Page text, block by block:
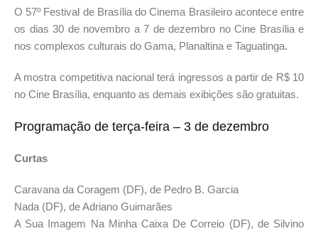
O 57º Festival de Brasília do Cinema Brasileiro acontece entre
os dias 30 de novembro a 7 de dezembro no Cine Brasília e
nos complexos culturais do Gama, Planaltina e Taguatinga.
A mostra competitiva nacional terá ingressos a partir de R$ 10
no Cine Brasília, enquanto as demais exibições são gratuitas.
Programação de terça-feira – 3 de dezembro
Curtas
Caravana da Coragem (DF), de Pedro B. Garcia
Nada (DF), de Adriano Guimarães
A Sua Imagem Na Minha Caixa De Correio (DF), de Silvino